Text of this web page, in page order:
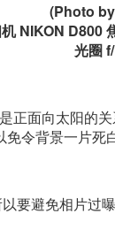
(Photo
NIKON D800
光圈
正面向太阳的
令背景一片死
要避免相片过